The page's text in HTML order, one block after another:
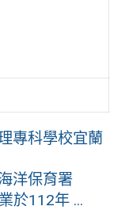
專科學校宜蘭
洋保育署
於112年 ...